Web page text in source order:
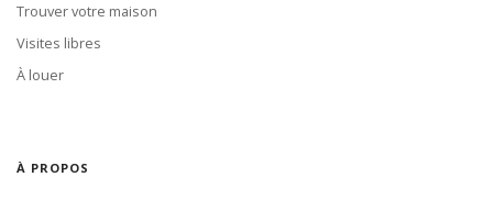
Trouver votre maison
Visites libres
À louer
À PROPOS